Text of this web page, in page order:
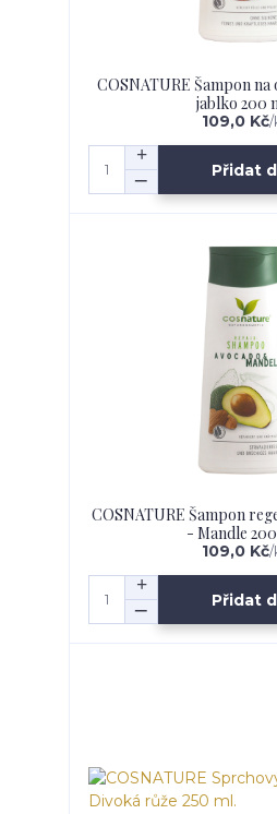
COSNATURE Šampon
jablko 200
109,0 Kč/
Přidat
COSNATURE Šampon
- Mandle
109,0 Kč/
Přidat